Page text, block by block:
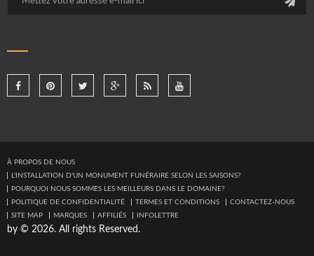
À PROPOS DE NOUS
L'INSTALLATION D'UN MONUMENT FUNÉRAIRE SELON LES SAISONS?
POURQUOI NOUS SOMMES LES MEILLEURS DANS LE DOMAINE?
POLITIQUE DE CONFIDENTIALITÉ
TERMES ET CONDITIONS
CONTACTEZ-NOUS
SITE MAP
MARQUES AFFILIÉS INFOLETTRE
by © 2026. All rights Reserved.